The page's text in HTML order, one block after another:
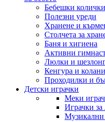
Бебешки колички
Полезни уреди
Хранене и
Столчета за
Баня и хигиена
Активни
Люлки и
Кенгура и
Проходилки и
Детски играчки
Меки
Играчки за
Музикални